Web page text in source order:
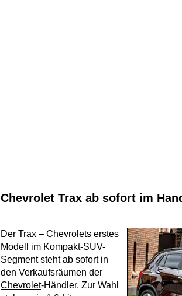
Chevrolet Trax ab sofort im
Der Trax – Chevrolets erstes
Modell im Kompakt-SUV-
Segment steht ab sofort in
den Verkaufsräumen der
Chevrolet-Händler. Zur Wahl